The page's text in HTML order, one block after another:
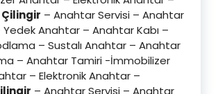
– Anahtar Servisi – Anahtar
Yedek Anahtar – Anahtar Kabı –
– Sustalı Anahtar – Anahtar
– Anahtar Tamiri -İmmobilizer
– Elektronik Anahtar –